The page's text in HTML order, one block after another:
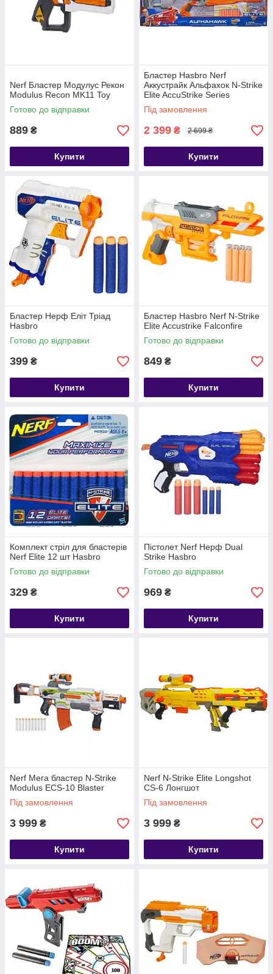
Nerf Бластер Модулус Рекон
Modulus Recon MK11 Toy
Готово до відправки
889 ₴
Купити
Бластер Hasbro Nerf
Аккустрайк Альфахок N-Strike
Elite AccuStrike Series
AlphaHawk
Під замовлення
2 399 ₴ 2 699 ₴
Купити
Бластер Нерф Еліт Тріад
Hasbro
Готово до відправки
399 ₴
Купити
Бластер Hasbro Nerf N-Strike
Elite Accustrike Falconfire
Готово до відправки
849 ₴
Купити
Комплект стріл для бластерів
Nerf Elite 12 шт Hasbro
Готово до відправки
329 ₴
Купити
Пістолет Nerf Нерф Dual
Strike Hasbro
Готово до відправки
969 ₴
Купити
Nerf Мега бластер N-Strike
Modulus ECS-10 Blaster
Під замовлення
3 999 ₴
Купити
Nerf N-Strike Elite Longshot
CS-6 Лонгшот
Під замовлення
3 999 ₴
Купити